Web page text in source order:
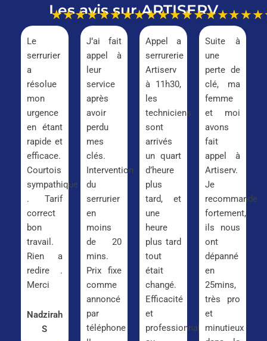
Les avis sur ARTISERV
★★★★★
Le
serrurier
a
résolue
mon
urgence
en étant
rapide et
efficace.
Courtois
sympathique
. Tarif
correct
bon
travail.
Rien a
redire .
Merci
Nadzirah
S
★★★★★
J’ai fait
appel à
leur
service
après
avoir
perdu
mes
clés.
Intervention
du
serrurier
en
moins
de 20
mins.
Prix fixe
comme
annoncé
par
téléphone
★★★★★
Appel a
serrurerie
Artiserv
à 11h30,
les
techniciens
sont
arrivés
un quart
d’heure
plus
tard, et
une
heure
plus tard
tout
était
changé.
Efficacité
et
professionnalisme
Suite à
une
perte de
clé, ma
femme
et moi
avons
fait
appel à
Artiserv.
Je
recommande
fortement,
ils nous
ont
dépanné
en
25mins,
très pro
et
minutieux